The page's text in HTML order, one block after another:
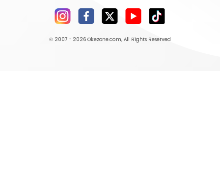
© 2007 - 2026 Okezone.com, All Rights Reserved